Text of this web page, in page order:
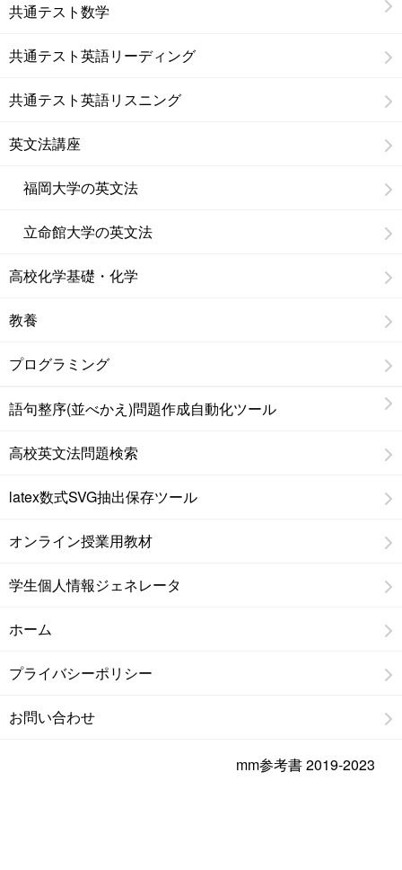
共通テスト数学
共通テスト英語リーディング
共通テスト英語リスニング
英文法講座
福岡大学の英文法
立命館大学の英文法
高校化学基礎・化学
教養
プログラミング
語句整序(並べかえ)問題作成自動化ツール
高校英文法問題検索
latex数式SVG抽出保存ツール
オンライン授業用教材
学生個人情報ジェネレータ
ホーム
プライバシーポリシー
お問い合わせ
mm参考書 2019-2023